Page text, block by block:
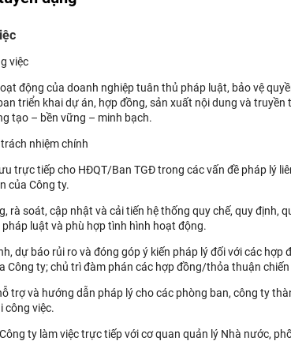
NGŨ
việc
động của doanh nghiệp tuân thủ pháp luật, bảo vệ
triển khai dự án, hợp đồng, sản xuất nội dung và
tạo – bền vững – minh bạch.
nhiệm chính
trực tiếp cho HĐQT/Ban TGĐ trong các vấn đề pháp lý
của Công ty.
rà soát, cập nhật và cải tiến hệ thống quy chế, quy định,
luật và phù hợp tình hình hoạt động.
dự báo rủi ro và đóng góp ý kiến pháp lý đối với các hợp
Công ty; chủ trì đàm phán các hợp đồng/thỏa thuận
trợ và hướng dẫn pháp lý cho các phòng ban, công ty
công việc.
ty làm việc trực tiếp với cơ quan quản lý Nhà nước,